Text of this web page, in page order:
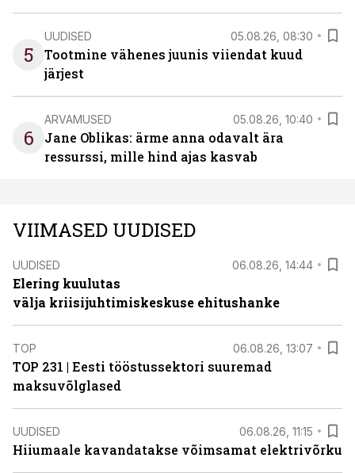
5
UUDISED 05.08.26, 08:30
Tootmine vähenes juunis viiendat kuud
järjest
6
ARVAMUSED 05.08.26, 10:40
Jane Oblikas: ärme anna odavalt ära
ressurssi, mille hind ajas kasvab
VIIMASED UUDISED
UUDISED 06.08.26, 14:44
Elering kuulutas
välja kriisijuhtimiskeskuse ehitushanke
TOP 06.08.26, 13:07
TOP 231 | Eesti tööstussektori suuremad
maksuvõlglased
UUDISED 06.08.26, 11:15
Hiiumaale kavandatakse võimsamat elektrivõrku